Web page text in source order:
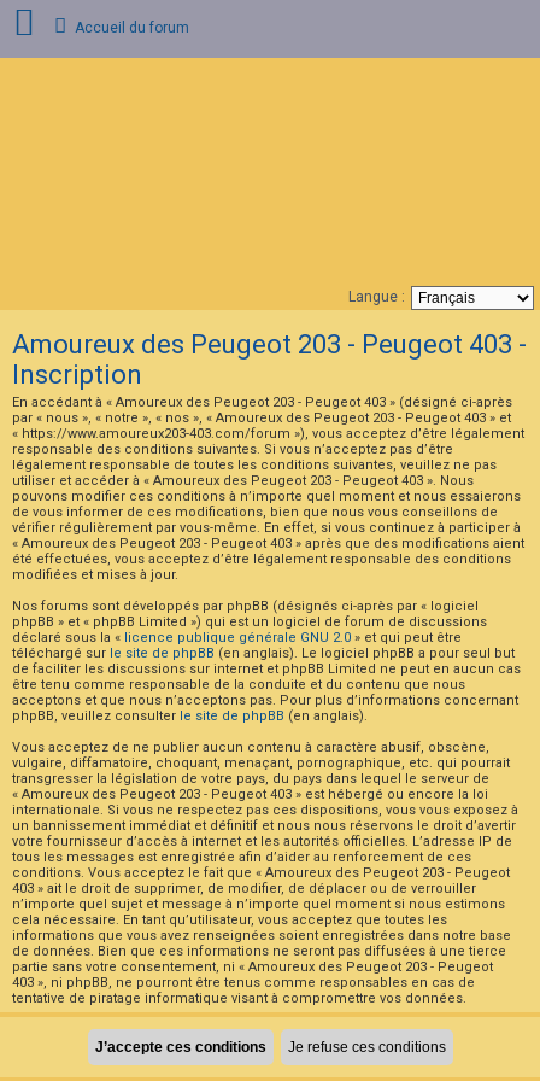
A
Q
Accueil du forum
Langue :
Amoureux des Peugeot 203 - Peugeot 403 -
Inscription
En accédant à « Amoureux des Peugeot 203 - Peugeot 403 » (désigné ci-après
par « nous », « notre », « nos », « Amoureux des Peugeot 203 - Peugeot 403 » et
« https://www.amoureux203-403.com/forum »), vous acceptez d’être légalement
responsable des conditions suivantes. Si vous n’acceptez pas d’être
légalement responsable de toutes les conditions suivantes, veuillez ne pas
utiliser et accéder à « Amoureux des Peugeot 203 - Peugeot 403 ». Nous
pouvons modifier ces conditions à n’importe quel moment et nous essaierons
de vous informer de ces modifications, bien que nous vous conseillons de
vérifier régulièrement par vous-même. En effet, si vous continuez à participer à
« Amoureux des Peugeot 203 - Peugeot 403 » après que des modifications aient
été effectuées, vous acceptez d’être légalement responsable des conditions
modifiées et mises à jour.
Nos forums sont développés par phpBB (désignés ci-après par « logiciel
phpBB » et « phpBB Limited ») qui est un logiciel de forum de discussions
déclaré sous la « licence publique générale GNU 2.0 » et qui peut être
téléchargé sur le site de phpBB (en anglais). Le logiciel phpBB a pour seul but
de faciliter les discussions sur internet et phpBB Limited ne peut en aucun cas
être tenu comme responsable de la conduite et du contenu que nous
acceptons et que nous n’acceptons pas. Pour plus d’informations concernant
phpBB, veuillez consulter le site de phpBB (en anglais).
Vous acceptez de ne publier aucun contenu à caractère abusif, obscène,
vulgaire, diffamatoire, choquant, menaçant, pornographique, etc. qui pourrait
transgresser la législation de votre pays, du pays dans lequel le serveur de
« Amoureux des Peugeot 203 - Peugeot 403 » est hébergé ou encore la loi
internationale. Si vous ne respectez pas ces dispositions, vous vous exposez à
un bannissement immédiat et définitif et nous nous réservons le droit d’avertir
votre fournisseur d’accès à internet et les autorités officielles. L’adresse IP de
tous les messages est enregistrée afin d’aider au renforcement de ces
conditions. Vous acceptez le fait que « Amoureux des Peugeot 203 - Peugeot
403 » ait le droit de supprimer, de modifier, de déplacer ou de verrouiller
n’importe quel sujet et message à n’importe quel moment si nous estimons
cela nécessaire. En tant qu’utilisateur, vous acceptez que toutes les
informations que vous avez renseignées soient enregistrées dans notre base
de données. Bien que ces informations ne seront pas diffusées à une tierce
partie sans votre consentement, ni « Amoureux des Peugeot 203 - Peugeot
403 », ni phpBB, ne pourront être tenus comme responsables en cas de
tentative de piratage informatique visant à compromettre vos données.